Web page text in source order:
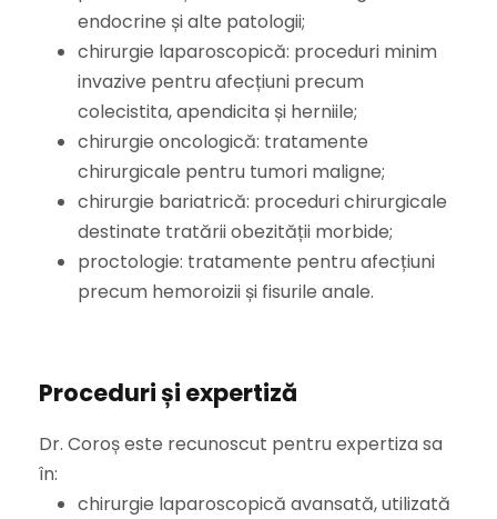
endocrine și alte patologii;
chirurgie laparoscopică: proceduri minim
invazive pentru afecțiuni precum
colecistita, apendicita și herniile;
chirurgie oncologică: tratamente
chirurgicale pentru tumori maligne;
chirurgie bariatrică: proceduri chirurgicale
destinate tratării obezității morbide;
proctologie: tratamente pentru afecțiuni
precum hemoroizii și fisurile anale.
Proceduri și expertiză
Dr. Coroș este recunoscut pentru expertiza sa
în:
chirurgie laparoscopică avansată, utilizată